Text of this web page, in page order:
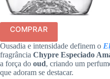
COMPRAR
Ousadia e intensidade definem o
fragrância Chypre Especiado
a força do oud, criando um
que adoram se destacar.